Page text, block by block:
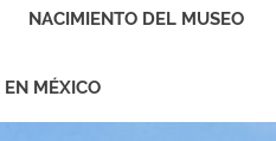
NACIMIENTO DEL MUSEO
MÉXICO